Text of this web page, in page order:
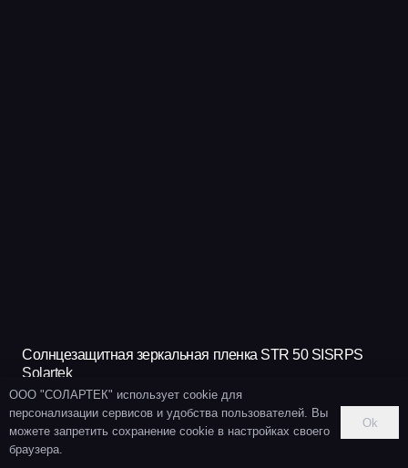
Солнцезащитная зеркальная пленка STR 50 SISRPS
Solartek
546₽
В КОРЗИНУ
ООО "СОЛАРТЕК" использует cookie для
персонализации сервисов и удобства пользователей. Вы
можете запретить сохранение cookie в настройках своего
браузера.
Ok